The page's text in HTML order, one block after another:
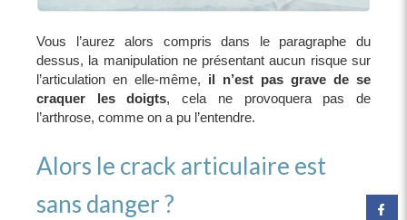
Vous l’aurez alors compris dans le paragraphe du
dessus, la manipulation ne présentant aucun risque sur
l’articulation en elle-même, il n’est pas grave de se
craquer les doigts, cela ne provoquera pas de
l’arthrose, comme on a pu l’entendre.
Alors le crack articulaire est
sans danger ?